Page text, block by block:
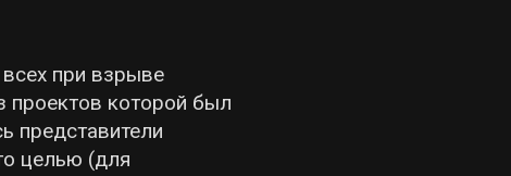
при взрыве
проектов которой был
представители
целью (для